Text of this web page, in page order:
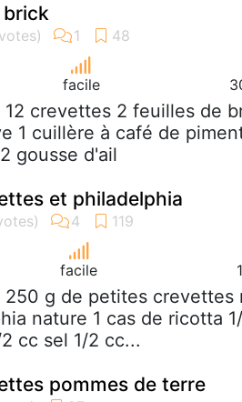
facile
12 crevettes 2 feuilles de
1 cuillère à café de
gousse d'ail
et philadelphia
facile
250 g de petites crevettes
nature 1 cas de ricotta
cc sel 1/2 cc...
pommes de terre